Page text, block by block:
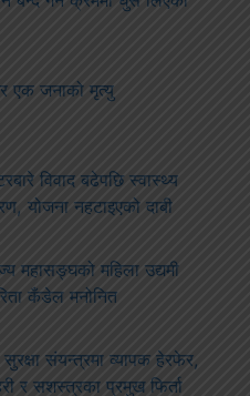
एक जनाको मृत्यु
विवाद बढेपछि स्वास्थ्य
योजना नहटाइएको दाबी
महासङ्घको महिला उद्यमी
कँडेल मनोनित
संयन्त्रमा व्यापक हेरफेर,
र सशस्त्रका प्रमुख फिर्ता